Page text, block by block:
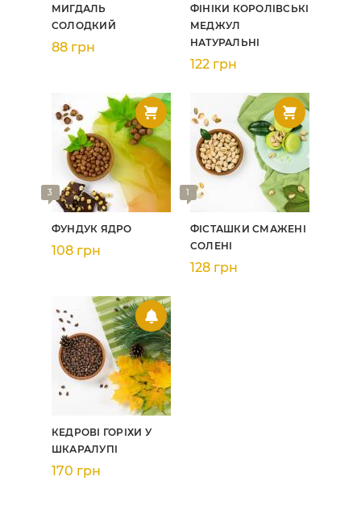
МИГДАЛЬ
СОЛОДКИЙ
88 грн
ФІНІКИ КОРОЛІВСЬКІ
МЕДЖУЛ
НАТУРАЛЬНІ
122 грн
3
ФУНДУК ЯДРО
108 грн
1
ФІСТАШКИ СМАЖЕНІ
СОЛЕНІ
128 грн
КЕДРОВІ ГОРІХИ У
ШКАРАЛУПІ
170 грн